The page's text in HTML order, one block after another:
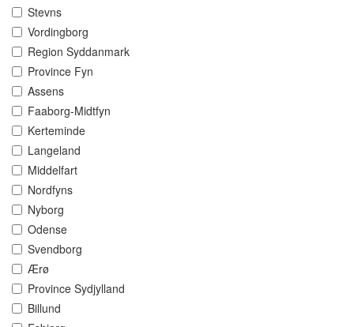
Stevns
Vordingborg
Region Syddanmark
Province Fyn
Assens
Faaborg-Midtfyn
Kerteminde
Langeland
Middelfart
Nordfyns
Nyborg
Odense
Svendborg
Ærø
Province Sydjylland
Billund